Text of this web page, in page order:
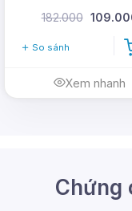
182.000
So sánh
Xem nhanh
Chứng